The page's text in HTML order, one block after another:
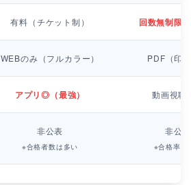
有料（チケット制） 回数無制限
WEBのみ（フルカラー） PDF（印
アプリ◎（最強） 動画視聴
非公表
※合格者数は多い
非公表
※合格率は